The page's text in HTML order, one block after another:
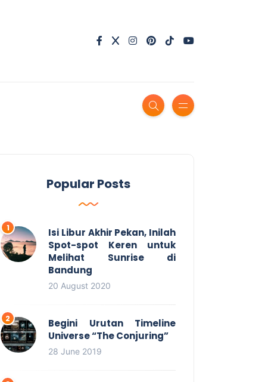
Popular Posts
Isi Libur Akhir Pekan, Inilah
Spot-spot Keren untuk
Melihat Sunrise di
Bandung
20 August 2020
Begini Urutan Timeline
Universe “The Conjuring”
28 June 2019